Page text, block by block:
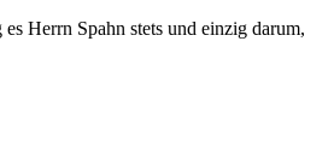
Herrn Spahn stets und einzig darum,